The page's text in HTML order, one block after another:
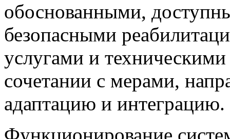
инвалидов, в том числе
обоснованными,
безопасными
услугами и
сочетании с мерами,
адаптацию и интеграцию.